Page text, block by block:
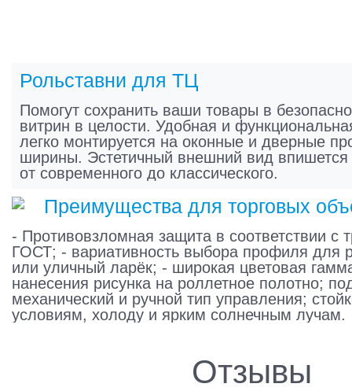
Рольставни для ТЦ
Помогут сохранить ваши товары в
витрин в целости. Удобная и
легко монтируется на оконные и дверные
ширины. Эстетичный внешний вид
от современного до классического.
Преимущества для торговых
- Противовзломная защита в соответствии с
ГОСТ; - вариативность выбора профиля для
или уличный ларёк; - широкая цветовая
нанесения рисунка на роллетное полотно;
механический и ручной тип управления;
условиям, холоду и ярким солнечным лучам.
Отзывы